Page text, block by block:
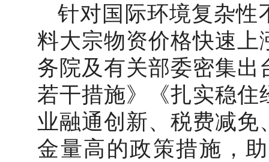
针对国际环境复杂性
料大宗物资价格快速
务院及有关部委密集
若干措施》《扎实稳
业融通创新、税费减
金量高的政策措施，